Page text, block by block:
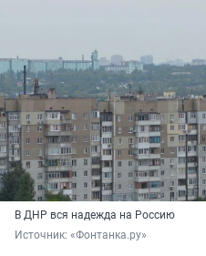
В ДНР вся надежда на Россию
Источник: «Фонтанка.ру»